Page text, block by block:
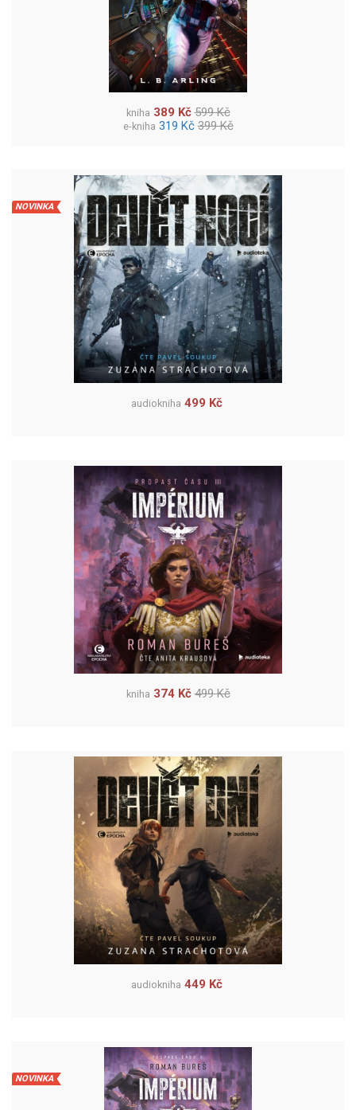
kniha 389 Kč 599 Kč
e-kniha 319 Kč 399 Kč
NOVINKA
audiokniha 499 Kč
kniha 374 Kč 499 Kč
audiokniha 449 Kč
NOVINKA